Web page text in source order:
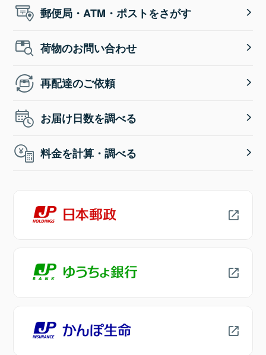
郵便局・ATM・ポストをさがす
荷物のお問い合わせ
再配達のご依頼
お届け日数を調べる
料金を計算・調べる